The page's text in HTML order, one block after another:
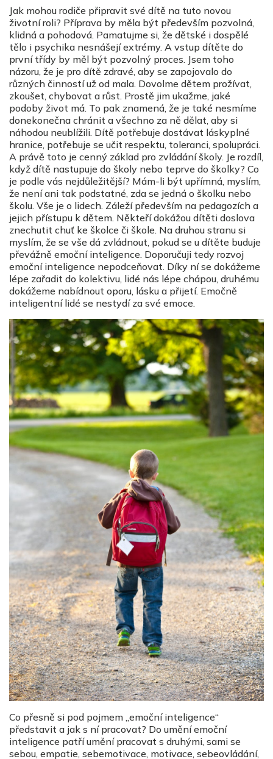
Jak mohou rodiče připravit své dítě na tuto novou
životní roli? Příprava by měla být především pozvolná,
klidná a pohodová. Pamatujme si, že dětské i dospělé
tělo i psychika nesnášejí extrémy. A vstup dítěte do
první třídy by měl být pozvolný proces. Jsem toho
názoru, že je pro dítě zdravé, aby se zapojovalo do
různých činností už od mala. Dovolme dětem prožívat,
zkoušet, chybovat a růst. Prostě jim ukažme, jaké
podoby život má. To pak znamená, že je také nesmíme
donekonečna chránit a všechno za ně dělat, aby si
náhodou neublížili. Dítě potřebuje dostávat láskyplné
hranice, potřebuje se učit respektu, toleranci, spolupráci.
A právě toto je cenný základ pro zvládání školy. Je rozdíl,
když dítě nastupuje do školy nebo teprve do školky? Co
je podle vás nejdůležitější? Mám-li být upřímná, myslím,
že není ani tak podstatné, zda se jedná o školku nebo
školu. Vše je o lidech. Záleží především na pedagozích a
jejich přístupu k dětem. Někteří dokážou dítěti doslova
znechutit chuť ke školce či škole. Na druhou stranu si
myslím, že se vše dá zvládnout, pokud se u dítěte buduje
převážně emoční inteligence. Doporučuji tedy rozvoj
emoční inteligence nepodceňovat. Díky ní se dokážeme
lépe zařadit do kolektivu, lidé nás lépe chápou, druhému
dokážeme nabídnout oporu, lásku a přijetí. Emočně
inteligentní lidé se nestydí za své emoce.
Co přesně si pod pojmem „emoční inteligence“
představit a jak s ní pracovat? Do umění emoční
inteligence patří umění pracovat s druhými, sami se
sebou, empatie, sebemotivace, motivace, sebeovládání,